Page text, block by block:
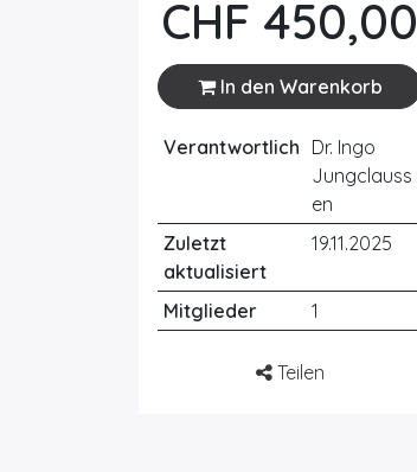
CHF 450,00
In den Warenkorb
Verantwortlich Dr. Ingo
Jungclauss
en
Zuletzt
aktualisiert
19.11.2025
Mitglieder 1
Teilen